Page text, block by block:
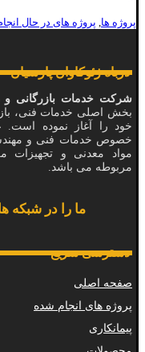
پروژه ها پروژه های در حال
درباه ژئوکاوان پارسیان
شرکت خدمات بازرگانی و
خود را آغاز نموده
خصوص خدمات فنی و
مواد معدنی و تجهیزات
مربوطه می باشد.
ما را در شبکه
دسترسی سریع
صفحه اصلی
پروژه های انجام شده
پیمانکاری